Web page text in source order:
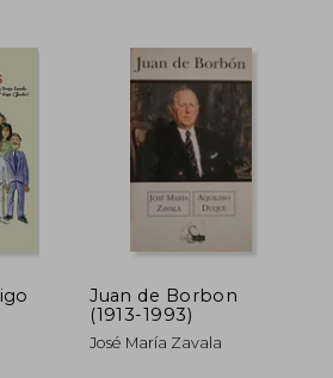
Juan de Borbon
(1913-1993)
José María Zavala